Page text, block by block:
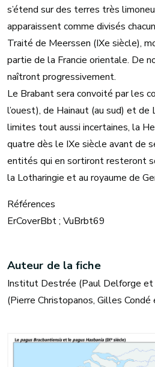
s’étend sur des terres très
apparaissent comme divisés
Traité de Meerssen (IXe siècle),
partie de la Francie orientale. De
naîtront progressivement.
Le Brabant sera convoité par les
l’ouest), de Hainaut (au sud) et de
limites tout aussi incertaines, la
quatre dès le IXe siècle avant de
entités qui en sortiront resteront
la Lotharingie et au royaume de
Références
ErCoverBbt ; VuBrbt69
Auteur de la fiche
Institut Destrée (Paul Delforge et
(Pierre Christopanos, Gilles